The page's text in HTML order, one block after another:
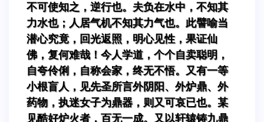
不可使知之，逆行也。夫负在水中，不知其
力水也；人居气机不知其力气也。此譬喻当
潜心究竟，回光返照，明心见性，果证仙
佛，复何难哉！今人学道，个个自卖聪明，
自夸伶俐，自称会家，终无不悟。又有一等
小根盲人，见先圣所言外阴阳、外炉鼎、外
药物，执迷女子为鼎器，则又可哀已也。某
见酷好炉火者，百无一成。又以轩辕铸九鼎